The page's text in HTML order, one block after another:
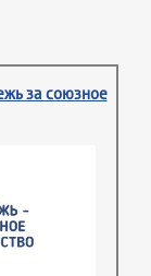
за союзное